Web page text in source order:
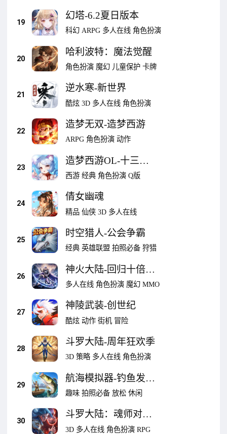
19
幻塔-6.2夏日版本
科幻 ARPG 多人在线 角色扮演
20
哈利波特：魔法觉醒
角色扮演 魔幻 儿童保护 卡牌
21
逆水寒-新世界
酷炫 3D 多人在线 角色扮演
22
造梦无双-造梦西游
ARPG 角色扮演 动作
23
造梦西游OL-十三周
年
西游 经典 角色扮演 Q版
24
倩女幽魂
精品 仙侠 3D 多人在线
25
时空猎人-公会争霸
经典 英雄联盟 拍照必备 狩猎
26
神火大陆-回归十倍豪
礼高爆魔幻
多人在线 角色扮演 魔幻 MMO
27
神陵武装-创世纪
酷炫 动作 街机 冒险
28
斗罗大陆-周年狂欢季
3D 策略 多人在线 角色扮演
29
航海模拟器-钓鱼发烧
友
趣味 拍照必备 放松 休闲
30
斗罗大陆：魂师对决-
五年之约
3D 多人在线 角色扮演 RPG